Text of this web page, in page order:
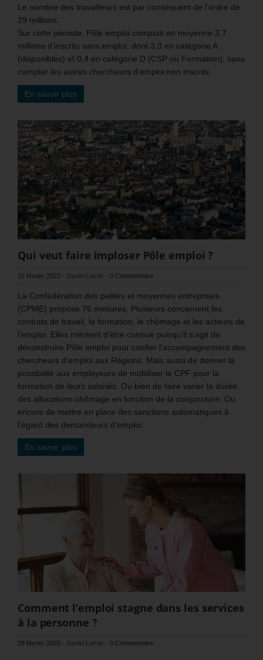
Le nombre des travailleurs est par conséquent de l’ordre de
29 millions.
Sur cette période, Pôle emploi comptait en moyenne 3,7
millions d’inscrits sans emploi, dont 3,3 en catégorie A
(disponibles) et 0,4 en catégorie D (CSP ou Formation), sans
compter les autres chercheurs d’emploi non inscrits.
En savoir plus
Qui veut faire imploser Pôle emploi ?
15 février 2022 - Daniel Lamar - 0 Commentaire
La Confédération des petites et moyennes entreprises
(CPME) propose 76 mesures. Plusieurs concernent les
contrats de travail, la formation, le chômage et les acteurs de
l’emploi. Elles méritent d’être connue puisqu’il s’agit de
déconstruire Pôle emploi pour confier l’accompagnement des
chercheurs d’emploi aux Régions. Mais aussi de donner la
possibilité aux employeurs de mobiliser le CPF pour la
formation de leurs salariés. Ou bien de faire varier la durée
des allocations chômage en fonction de la conjoncture. Ou
encore de mettre en place des sanctions automatiques à
l’égard des demandeurs d’emploi.
En savoir plus
Comment l’emploi stagne dans les services
à la personne ?
28 février 2020 - Daniel Lamar - 0 Commentaire